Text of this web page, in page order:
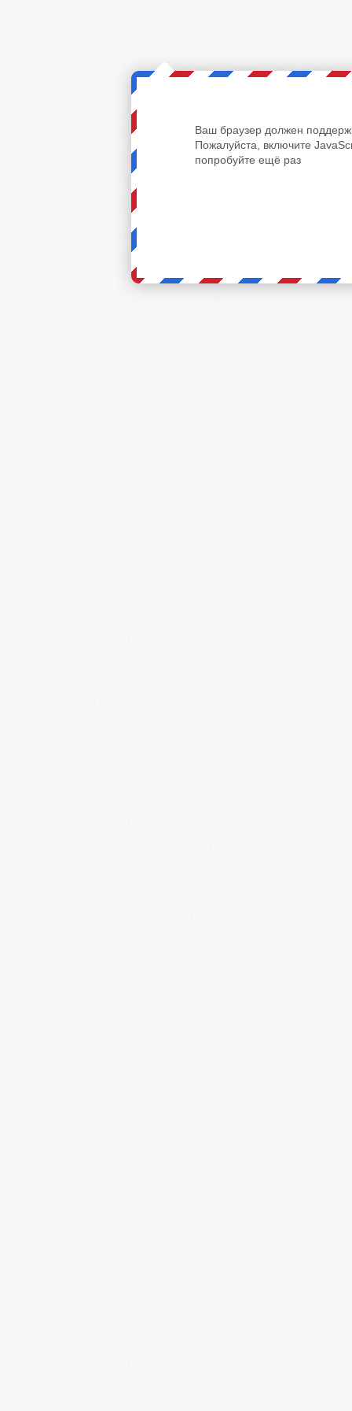
Ваш браузер должен
Пожалуйста, включите
попробуйте ещё раз